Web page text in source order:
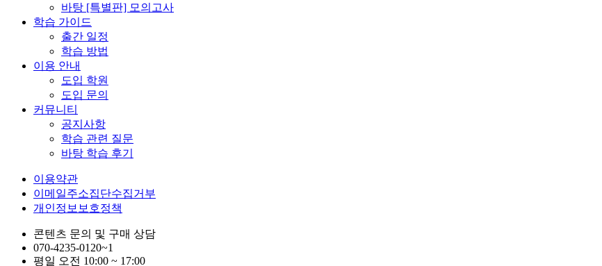
바탕 [특별판] 모의고사
학습 가이드
출간 일정
학습 방법
이용 안내
도입 학원
도입 문의
커뮤니티
공지사항
학습 관련 질문
바탕 학습 후기
이용약관
이메일주소집단수집거부
개인정보보호정책
콘텐츠 문의 및 구매 상담
070-4235-0120~1
평일 오전 10:00 ~ 17:00